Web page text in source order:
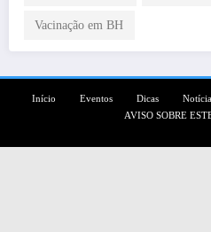
Vacinação em BH
Início Eventos Dicas
AVISO SOBRE